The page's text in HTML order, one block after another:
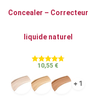
Concealer – Correcteur
liquide naturel
Note
sur 5
10,55 €
+ 1